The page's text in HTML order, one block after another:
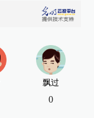
飘过
0